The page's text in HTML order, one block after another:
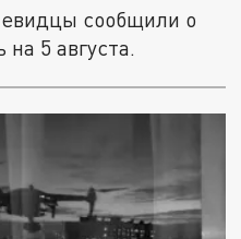
сообщили о
5 августа.